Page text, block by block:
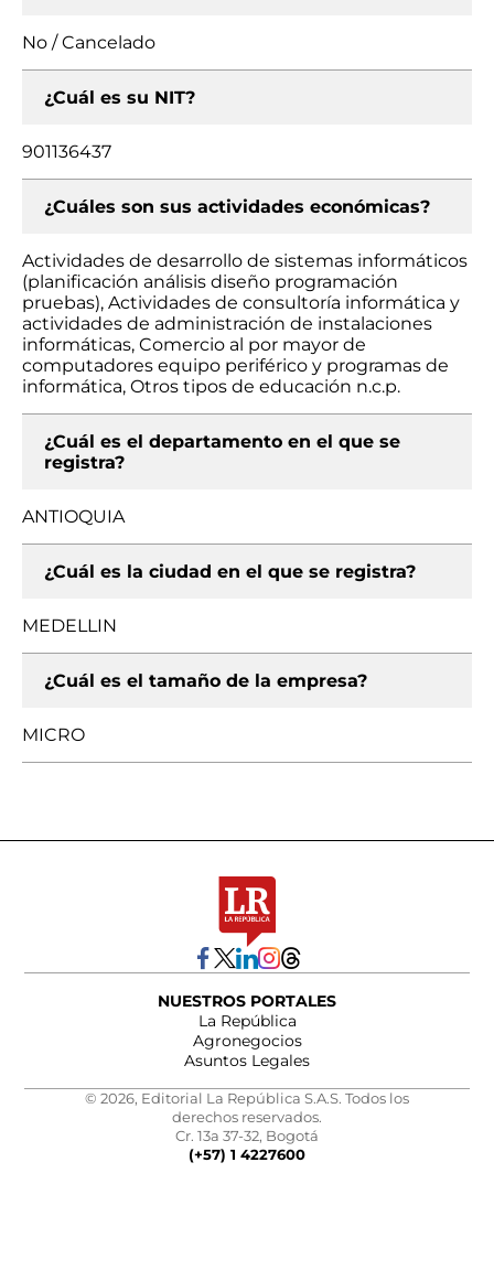
No / Cancelado
¿Cuál es su NIT?
901136437
¿Cuáles son sus actividades económicas?
Actividades de desarrollo de sistemas informáticos
(planificación análisis diseño programación
pruebas), Actividades de consultoría informática y
actividades de administración de instalaciones
informáticas, Comercio al por mayor de
computadores equipo periférico y programas de
informática, Otros tipos de educación n.c.p.
¿Cuál es el departamento en el que se
registra?
ANTIOQUIA
¿Cuál es la ciudad en el que se registra?
MEDELLIN
¿Cuál es el tamaño de la empresa?
MICRO
NUESTROS PORTALES
La República
Agronegocios
Asuntos Legales
© 2026, Editorial La República S.A.S. Todos los
derechos reservados.
Cr. 13a 37-32, Bogotá
(+57) 1 4227600